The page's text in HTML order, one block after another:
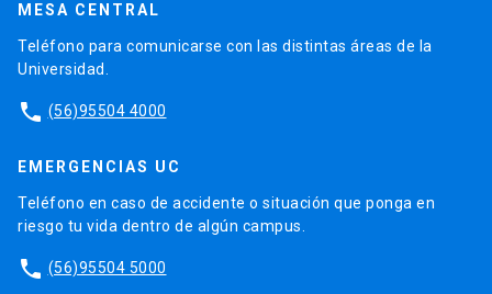
MESA CENTRAL
Teléfono para comunicarse con las distintas áreas de la
Universidad.
phone (56)95504 4000
EMERGENCIAS UC
Teléfono en caso de accidente o situación que ponga en
riesgo tu vida dentro de algún campus.
phone (56)95504 5000